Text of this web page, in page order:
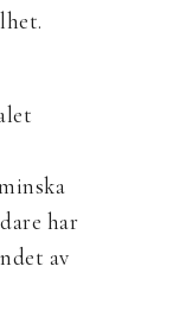
har
av